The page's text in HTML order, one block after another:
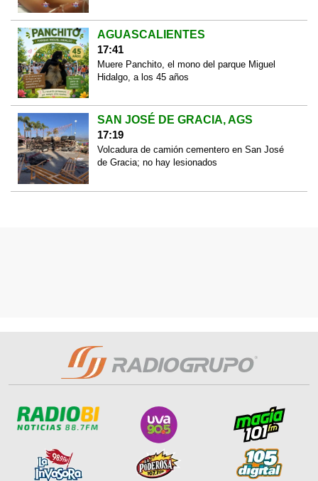
AGUASCALIENTES
17:41
Muere Panchito, el mono del parque Miguel
Hidalgo, a los 45 años
SAN JOSÉ DE GRACIA, AGS
17:19
Volcadura de camión cementero en San José
de Gracia; no hay lesionados